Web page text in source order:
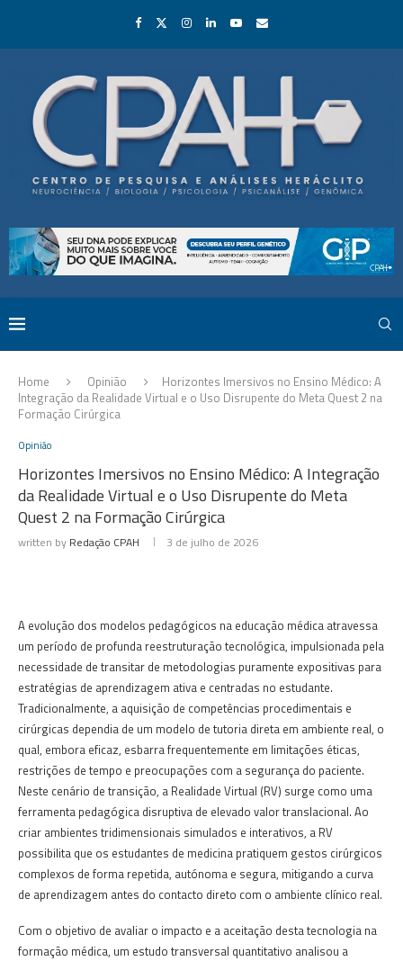
Home Opinião
Horizontes Imersivos no Ensino Médico: A
Integração da Realidade Virtual e o Uso Disrupente do Meta Quest 2 na
Formação Cirúrgica
Opinião
Horizontes Imersivos no Ensino Médico: A Integração
da Realidade Virtual e o Uso Disrupente do Meta
Quest 2 na Formação Cirúrgica
written by Redação CPAH 3 de julho de 2026
A evolução dos modelos pedagógicos na educação médica atravessa
um período de profunda reestruturação tecnológica, impulsionada pela
necessidade de transitar de metodologias puramente expositivas para
estratégias de aprendizagem ativa e centradas no estudante.
Tradicionalmente, a aquisição de competências procedimentais e
cirúrgicas dependia de um modelo de tutoria direta em ambiente real, o
qual, embora eficaz, esbarra frequentemente em limitações éticas,
restrições de tempo e preocupações com a segurança do paciente.
Neste cenário de transição, a Realidade Virtual (RV) surge como uma
ferramenta pedagógica disruptiva de elevado valor translacional. Ao
criar ambientes tridimensionais simulados e interativos, a RV
possibilita que os estudantes de medicina pratiquem gestos cirúrgicos
complexos de forma repetida, autónoma e segura, mitigando a curva
de aprendizagem antes do contacto direto com o ambiente clínico real.
Com o objetivo de avaliar o impacto e a aceitação desta tecnologia na
formação médica, um estudo transversal quantitativo analisou a